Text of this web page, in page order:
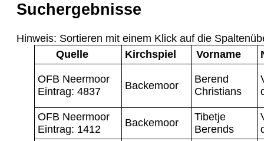
Suchergebnisse
Hinweis: Sortieren mit einem Klick auf die
Quelle
Kirchspiel Vorname
OFB Neermoor
Eintrag: 4837
Backemoor
Berend
Christians
OFB Neermoor
Eintrag: 1412
Backemoor
Tibetje
Berends